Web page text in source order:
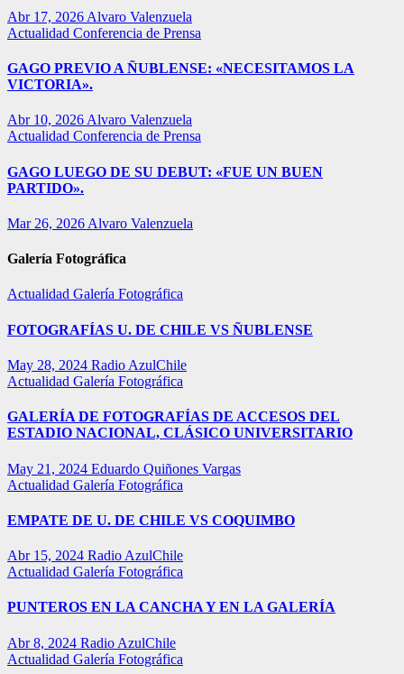
Abr 17, 2026 Alvaro Valenzuela
Actualidad Conferencia de Prensa
GAGO PREVIO A ÑUBLENSE: «NECESITAMOS LA
VICTORIA».
Abr 10, 2026Alvaro Valenzuela
Actualidad Conferencia de Prensa
GAGO LUEGO DE SU DEBUT: «FUE UN BUEN
PARTIDO».
Mar 26, 2026 Alvaro Valenzuela
Galería Fotográfica
Actualidad Galería Fotográfica
FOTOGRAFÍAS U. DE CHILE VS ÑUBLENSE
May 28, 2024 Radio AzulChile
Actualidad Galería Fotográfica
GALERÍA DE FOTOGRAFÍAS DE ACCESOS DEL
ESTADIO NACIONAL, CLÁSICO UNIVERSITARIO
May 21, 2024 Eduardo Quiñones Vargas
Actualidad Galería Fotográfica
EMPATE DE U. DE CHILE VS COQUIMBO
Abr 15, 2024 Radio AzulChile
Actualidad Galería Fotográfica
PUNTEROS EN LA CANCHA Y EN LA GALERÍA
Abr 8, 2024 Radio AzulChile
Actualidad Galería Fotográfica